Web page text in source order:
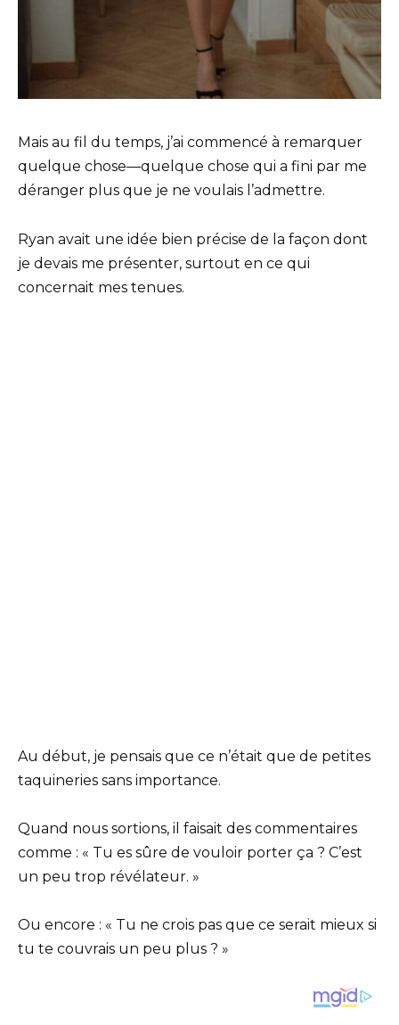
Mais au fil du temps, j’ai commencé à remarquer
quelque chose—quelque chose qui a fini par me
déranger plus que je ne voulais l’admettre.
Ryan avait une idée bien précise de la façon dont
je devais me présenter, surtout en ce qui
concernait mes tenues.
Au début, je pensais que ce n’était que de petites
taquineries sans importance.
Quand nous sortions, il faisait des commentaires
comme : « Tu es sûre de vouloir porter ça ? C’est
un peu trop révélateur. »
Ou encore : « Tu ne crois pas que ce serait mieux si
tu te couvrais un peu plus ? »